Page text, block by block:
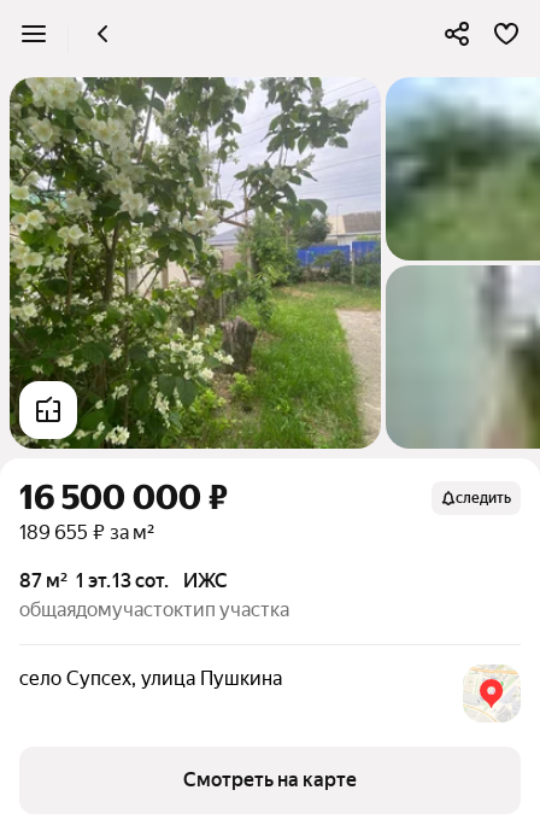
16 500 000 ₽ следить
189 655 ₽ за м²
87 м²
общая
1 эт.
дом
13 сот.
участок
ИЖС
тип участка
село Супсех, улица Пушкина
Смотреть на карте